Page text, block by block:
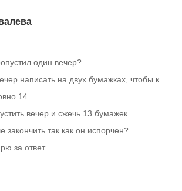
один вечер?
написать на двух бумажках, чтобы к
14.
вечер и сжечь 13 бумажек.
закончить так как он испорчен?
за ответ.